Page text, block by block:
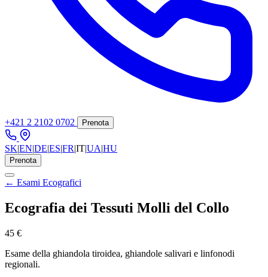
+421 2 2102 0702 Prenota
SK|EN|DE|ES|FR|IT|UA|HU
Prenota
← Esami Ecografici
Ecografia dei Tessuti Molli del Collo
45 €
Esame della ghiandola tiroidea, ghiandole salivari e linfonodi
regionali.